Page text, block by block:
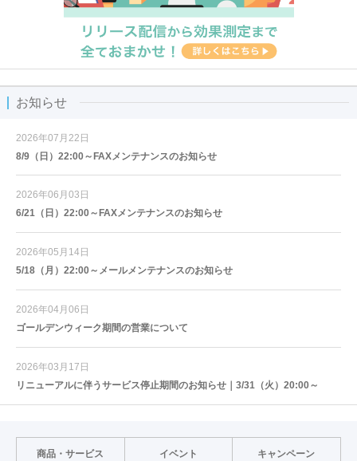
お知らせ
2026年07月22日
8/9（日）22:00～FAXメンテナンスのお知らせ
2026年06月03日
6/21（日）22:00～FAXメンテナンスのお知らせ
2026年05月14日
5/18（月）22:00～メールメンテナンスのお知らせ
2026年04月06日
ゴールデンウィーク期間の営業について
2026年03月17日
リニューアルに伴うサービス停止期間のお知らせ｜3/31（火）20:00～
商品・サービス イベント キャンペーン